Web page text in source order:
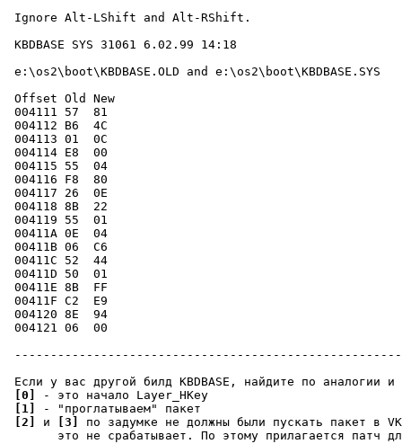
Ignore Alt-LShift and Alt-RShift.
KBDBASE SYS 31061 6.02.99 14:18
e:\os2\boot\KBDBASE.OLD and e:\os2\boot\KBDBASE.SYS
Offset Old New
004111 57  81
004112 B6  4C
004113 01  0C
004114 E8  00
004115 55  04
004116 F8  80
004117 26  0E
004118 8B  22
004119 55  01
00411A 0E  04
00411B 06  C6
00411C 52  44
00411D 50  01
00411E 8B  FF
00411F C2  E9
004120 8E  94
004121 06  00
Если у вас другой билд KBDBASE, найдите по аналогии и
[0]
- это начало Layer_HKey
[1]
- "проглатываем" пакет
[2]
и [3]
по задумке не должны были пускать пакет в
это не срабатывает. По этому прилагается патч